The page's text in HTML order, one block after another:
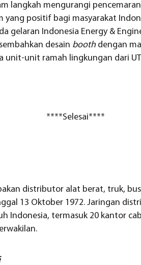
langkah mengurangi
yang positif bagi masyarakat
gelaran Indonesia Energy &
desain booth dengan
unit-unit ramah lingkungan dari
****Selesai****
distributor alat berat, truk,
13 Oktober 1972. Jaringan
Indonesia, termasuk 20 kantor